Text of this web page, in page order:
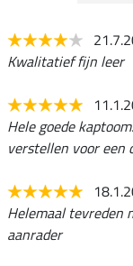
Kwalitatief fijn leer
Hele goede
verstellen voor een
Helemaal tevreden
aanrader